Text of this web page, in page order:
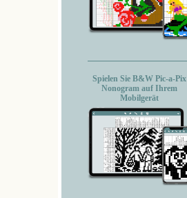
Spielen Sie B&W Pic-a-Pix
Nonogram auf Ihrem
Mobilgerät